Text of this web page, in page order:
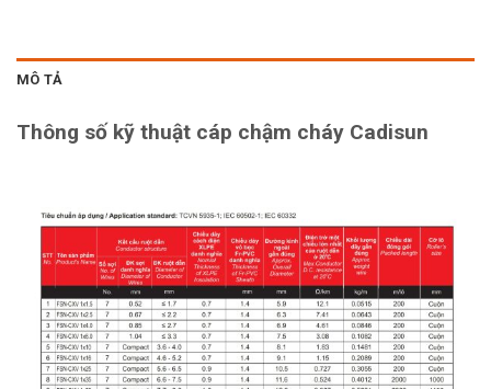
MÔ TẢ
Thông số kỹ thuật cáp chậm cháy Cadisun